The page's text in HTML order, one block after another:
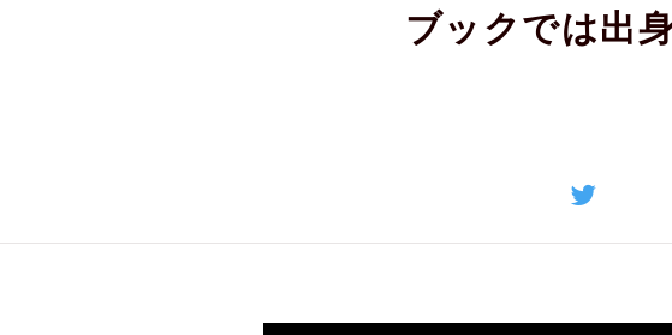
ブックでは出